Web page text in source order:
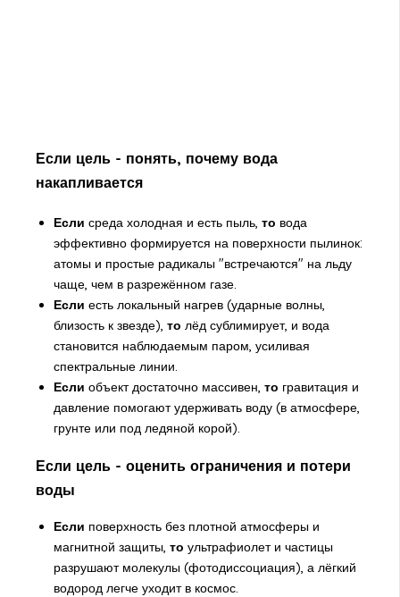
Если цель - понять, почему вода
накапливается
Если среда холодная и есть пыль, то вода
эффективно формируется на поверхности пылинок:
атомы и простые радикалы "встречаются" на льду
чаще, чем в разрежённом газе.
Если есть локальный нагрев (ударные волны,
близость к звезде), то лёд сублимирует, и вода
становится наблюдаемым паром, усиливая
спектральные линии.
Если объект достаточно массивен, то гравитация и
давление помогают удерживать воду (в атмосфере,
грунте или под ледяной корой).
Если цель - оценить ограничения и потери
воды
Если поверхность без плотной атмосферы и
магнитной защиты, то ультрафиолет и частицы
разрушают молекулы (фотодиссоциация), а лёгкий
водород легче уходит в космос.